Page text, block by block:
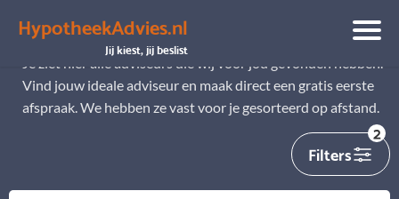
HypotheekAdvies.nl
Jij kiest, jij beslist
Alle adviseurs
Je ziet hier alle adviseurs die wij voor jou gevonden hebben.
Vind jouw ideale adviseur en maak direct een gratis eerste
afspraak. We hebben ze vast voor je gesorteerd op afstand.
Filters
2